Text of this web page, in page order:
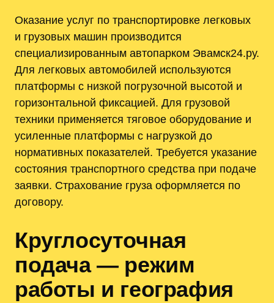
Оказание услуг по транспортировке легковых
и грузовых машин производится
специализированным автопарком Эвамск24.ру.
Для легковых автомобилей используются
платформы с низкой погрузочной высотой и
горизонтальной фиксацией. Для грузовой
техники применяется тяговое оборудование и
усиленные платформы с нагрузкой до
нормативных показателей. Требуется указание
состояния транспортного средства при подаче
заявки. Страхование груза оформляется по
договору.
Круглосуточная
подача — режим
работы и география